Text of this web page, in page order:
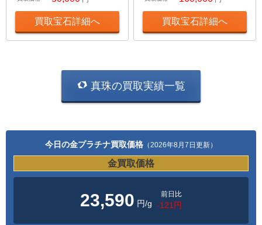
買取宝石詳細へ 買取宝石詳細へ
真珠の買取実績一覧
今日の金プラチナ買取価格 （2026年8月7日更新）
金買取価格
23,590 円/g
前日比
-121円